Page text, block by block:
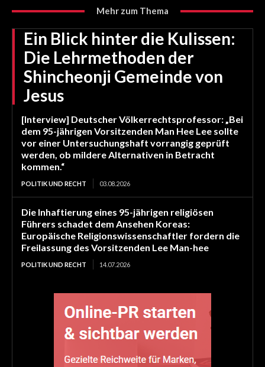
Mehr zum Thema
Ein Blick hinter die Kulissen:
Die Lehrmethoden der
Shincheonji Gemeinde von
Jesus
[Interview] Deutscher Völkerrechtsprofessor: „Bei
dem 95-jährigen Vorsitzenden Man Hee Lee sollte
vor einer Untersuchungshaft vorrangig geprüft
werden, ob mildere Alternativen in Betracht
kommen.“
POLITIK UND RECHT 03.08.2026
Die Inhaftierung eines 95-jährigen religiösen
Führers schadet dem Ansehen Koreas:
Europäische Religionswissenschaftler fordern die
Freilassung des Vorsitzenden Lee Man-hee
POLITIK UND RECHT 14.07.2026